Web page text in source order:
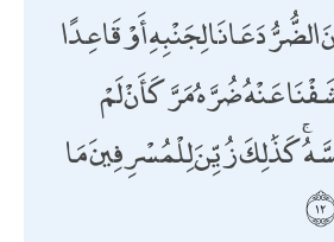
دَعَانَا لِجَنْبِهِ أَوْ قَاعِدًا
عَنْهُ ضُرَّهُ مَرَّ كَأَنْ لَمْ
كَذَٰلِكَ زُيِّنَ لِلْمُسْرِفِينَ مَا